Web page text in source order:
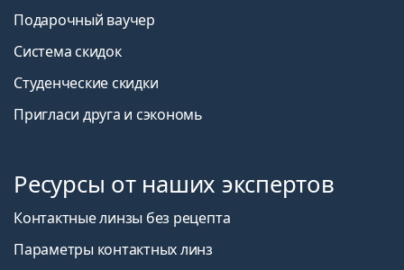
Подарочный ваучер
Система скидок
Студенческие скидки
Пригласи друга и сэкономь
Ресурсы от наших экспертов
Контактные линзы без рецепта
Параметры контактных линз